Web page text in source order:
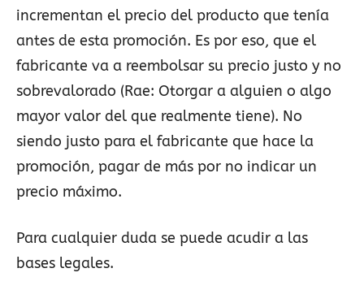
incrementan el precio del producto que tenía
antes de esta promoción. Es por eso, que el
fabricante va a reembolsar su precio justo y no
sobrevalorado (Rae: Otorgar a alguien o algo
mayor valor del que realmente tiene). No
siendo justo para el fabricante que hace la
promoción, pagar de más por no indicar un
precio máximo.
Para cualquier duda se puede acudir a las
bases legales.